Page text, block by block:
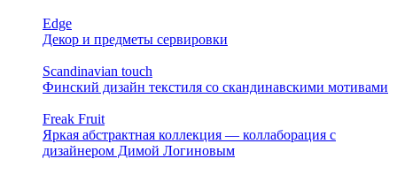
Edge
Декор и предметы сервировки
Scandinavian touch
Финский дизайн текстиля со скандинавскими мотивами
Freak Fruit
Яркая абстрактная коллекция — коллаборация с
дизайнером Димой Логиновым